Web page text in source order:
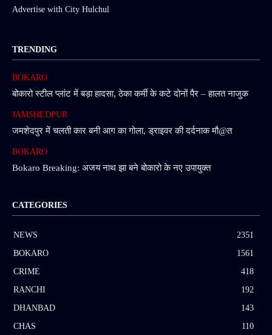
Advertise with City Hulchul
TRENDING
BOKARO
बोकारो स्टील प्लांट में बड़ा हादसा, ठेका कर्मी के कटे दोनों पैर – हालत नाजुक
JAMSHEDPUR
जमशेदपुर में चलती कार बनी आग का गोला, ड्राइवर की दर्दनाक मौ@त
BOKARO
Bokaro Breaking: अजय नाथ झा बने बोकारो के नए उपायुक्त
CATEGORIES
NEWS
2351
BOKARO
1561
CRIME
418
RANCHI
192
DHANBAD
143
CHAS
110